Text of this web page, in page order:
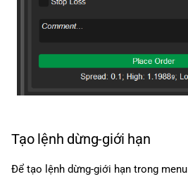
Tạo lệnh dừng-giới hạn
Để tạo lệnh dừng-giới hạn trong menu